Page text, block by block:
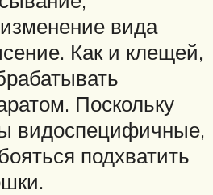
вида
Как и клещей,
Поскольку
видоспецифичные,
подхватить